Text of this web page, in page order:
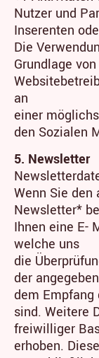
Nutzer und
Inserenten
Die
Grundlage
an
einer
den Sozialen
5. Newsletter
Wenn Sie den
Newsletter*
Ihnen eine E-
welche uns
die
der
dem
sind. Weitere
freiwilliger
erhoben.